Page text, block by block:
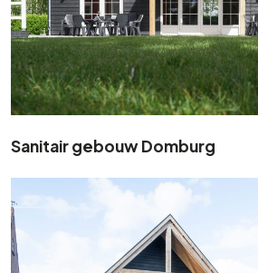
Sanitair gebouw Domburg